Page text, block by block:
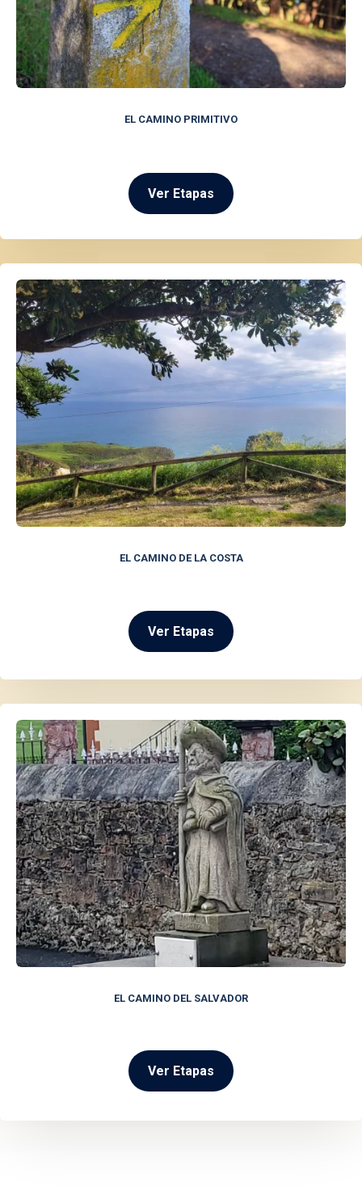
EL CAMINO PRIMITIVO
Ver Etapas
EL CAMINO DE LA COSTA
Ver Etapas
EL CAMINO DEL SALVADOR
Ver Etapas